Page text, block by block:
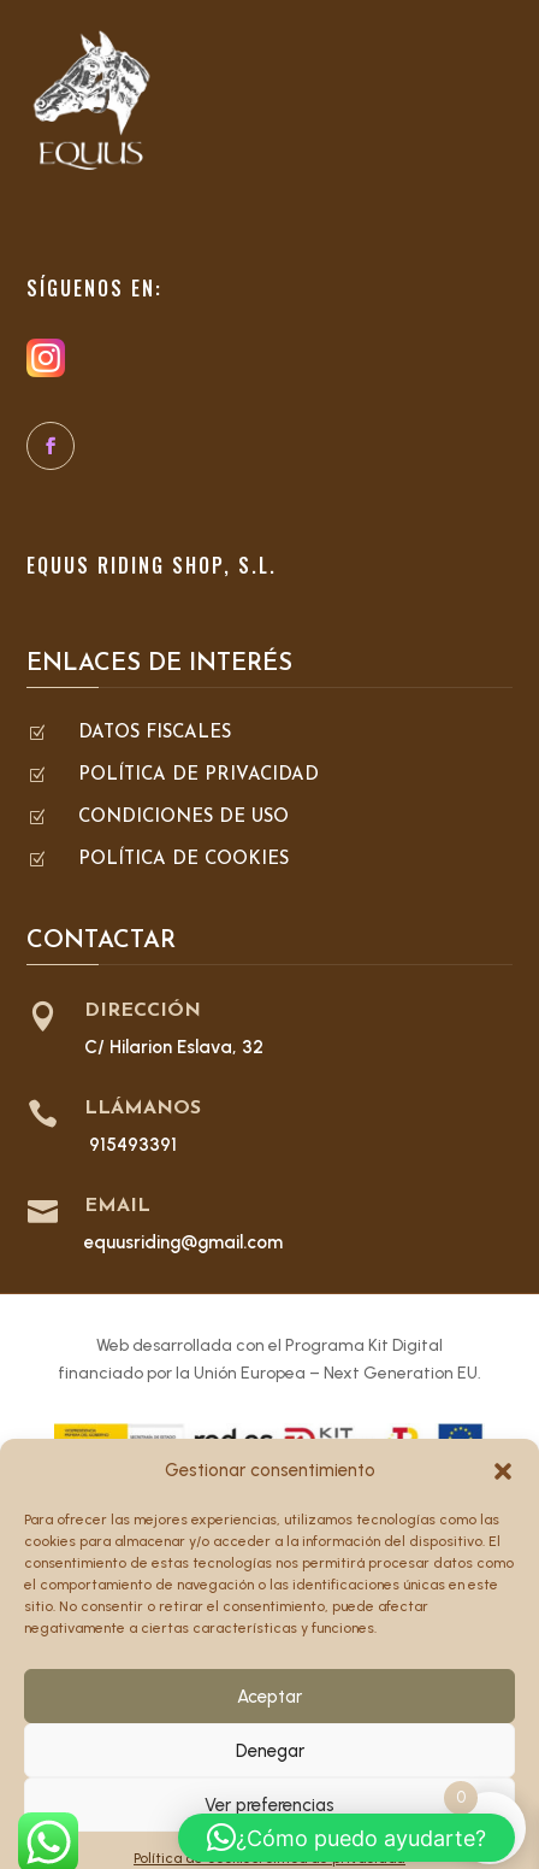
Gestionar consentimiento
Para ofrecer las mejores experiencias, utilizamos tecnologías como las
cookies para almacenar y/o acceder a la información del dispositivo. El
consentimiento de estas tecnologías nos permitirá procesar datos como
el comportamiento de navegación o las identificaciones únicas en este
sitio. No consentir o retirar el consentimiento, puede afectar
negativamente a ciertas características y funciones.
Aceptar
Denegar
Ver preferencias
Política de cookiesPolítica de privacidad
SÍGUENOS EN:
EQUUS RIDING SHOP, S.L.
ENLACES DE INTERÉS
Z DATOS FISCALES
Z POLÍTICA DE PRIVACIDAD
Z CONDICIONES DE USO
Z POLÍTICA DE COOKIES
CONTACTAR
 DIRECCIÓN
C/ Hilarion Eslava, 32
 LLÁMANOS
915493391
 EMAIL
equusriding@gmail.com
Web desarrollada con el Programa Kit Digital
financiado por la Unión Europea – Next Generation EU.
Los puntos de vista y las opiniones expresadas en la web
son únicamente los del autor o autores y no reflejan
necesariamente los de la Unión Europea o la Comisión
Europea.
Ni la Unión Europea ni la Comisión Europea pueden ser
0
¿Cómo puedo ayudarte?